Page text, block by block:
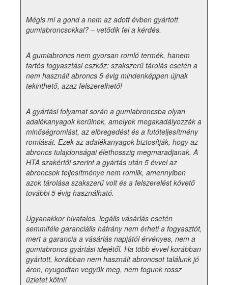
Mégis mi a gond a nem az adott évben gyártott
gumiabroncsokkal? – vetődik fel a kérdés.
A gumiabroncs nem gyorsan romló termék, hanem
tartós fogyasztási eszköz: szakszerű tárolás esetén a
nem használt abroncs 5 évig mindenképpen újnak
tekinthető, azaz felszerelhető!
A gyártási folyamat során a gumiabroncsba olyan
adalékanyagok kerülnek, amelyek megakadályozzák a
minőségromlást, az elöregedést és a futóteljesítmény
romlását. Ezek az adalékanyagok biztosítják, hogy az
abroncs tulajdonságai élethosszig megmaradjanak. A
HTA szakértői szerint a gyártás után 5 évvel az
abroncsok teljesítménye nem romlik, amennyiben
azok tárolása szakszerű volt és a felszerelést követő
további 5 évig használható.
Ugyanakkor hivatalos, legális vásárlás esetén
semmiféle garanciális hátrány nem érheti a fogyasztót,
mert a garancia a vásárlás napjától érvényes, nem a
gumiabroncs gyártási idejétől. Ha több évvel korábban
gyártott, korábban nem használt abroncsot találunk jó
áron, nyugodtan vegyük meg, nem fogunk rossz
üzletet kötni!